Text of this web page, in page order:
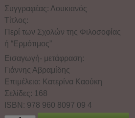
Συγγραφέας: Λουκιανός
Τίτλος:
Περί των Σχολών της Φιλοσοφίας
ή “Ερμότιμος”
Εισαγωγή- μετάφραση:
Γιάννης Αβραμίδης
Επιμέλεια: Κατερίνα Καούκη
Σελίδες: 168
ISBN: 978 960 8097 09 4